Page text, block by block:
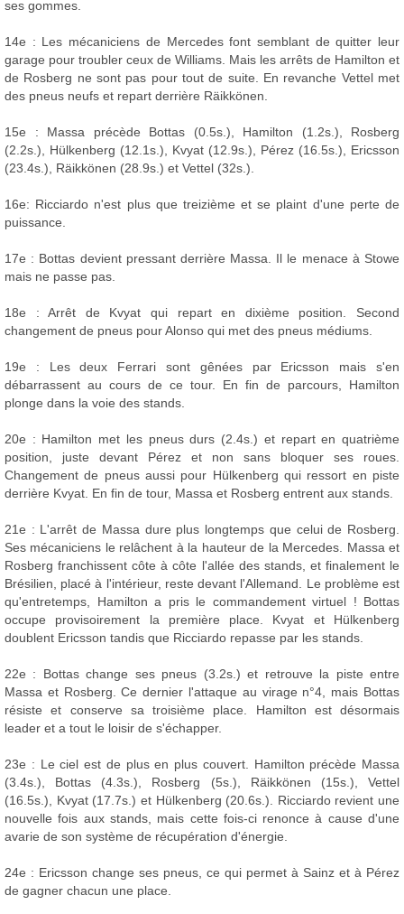
ses gommes.
14e : Les mécaniciens de Mercedes font semblant de quitter leur
garage pour troubler ceux de Williams. Mais les arrêts de Hamilton et
de Rosberg ne sont pas pour tout de suite. En revanche Vettel met
des pneus neufs et repart derrière Räikkönen.
15e : Massa précède Bottas (0.5s.), Hamilton (1.2s.), Rosberg
(2.2s.), Hülkenberg (12.1s.), Kvyat (12.9s.), Pérez (16.5s.), Ericsson
(23.4s.), Räikkönen (28.9s.) et Vettel (32s.).
16e: Ricciardo n'est plus que treizième et se plaint d'une perte de
puissance.
17e : Bottas devient pressant derrière Massa. Il le menace à Stowe
mais ne passe pas.
18e : Arrêt de Kvyat qui repart en dixième position. Second
changement de pneus pour Alonso qui met des pneus médiums.
19e : Les deux Ferrari sont gênées par Ericsson mais s'en
débarrassent au cours de ce tour. En fin de parcours, Hamilton
plonge dans la voie des stands.
20e : Hamilton met les pneus durs (2.4s.) et repart en quatrième
position, juste devant Pérez et non sans bloquer ses roues.
Changement de pneus aussi pour Hülkenberg qui ressort en piste
derrière Kvyat. En fin de tour, Massa et Rosberg entrent aux stands.
21e : L'arrêt de Massa dure plus longtemps que celui de Rosberg.
Ses mécaniciens le relâchent à la hauteur de la Mercedes. Massa et
Rosberg franchissent côte à côte l'allée des stands, et finalement le
Brésilien, placé à l'intérieur, reste devant l'Allemand. Le problème est
qu'entretemps, Hamilton a pris le commandement virtuel ! Bottas
occupe provisoirement la première place. Kvyat et Hülkenberg
doublent Ericsson tandis que Ricciardo repasse par les stands.
22e : Bottas change ses pneus (3.2s.) et retrouve la piste entre
Massa et Rosberg. Ce dernier l'attaque au virage n°4, mais Bottas
résiste et conserve sa troisième place. Hamilton est désormais
leader et a tout le loisir de s'échapper.
23e : Le ciel est de plus en plus couvert. Hamilton précède Massa
(3.4s.), Bottas (4.3s.), Rosberg (5s.), Räikkönen (15s.), Vettel
(16.5s.), Kvyat (17.7s.) et Hülkenberg (20.6s.). Ricciardo revient une
nouvelle fois aux stands, mais cette fois-ci renonce à cause d'une
avarie de son système de récupération d'énergie.
24e : Ericsson change ses pneus, ce qui permet à Sainz et à Pérez
de gagner chacun une place.